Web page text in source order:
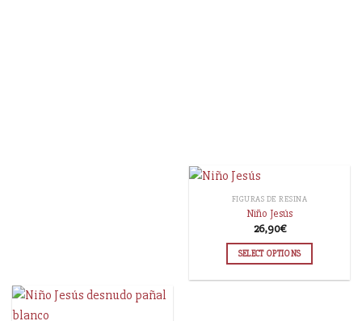
FIGURAS DE RESINA
Niño Jesús
26,90€
SELECT OPTIONS